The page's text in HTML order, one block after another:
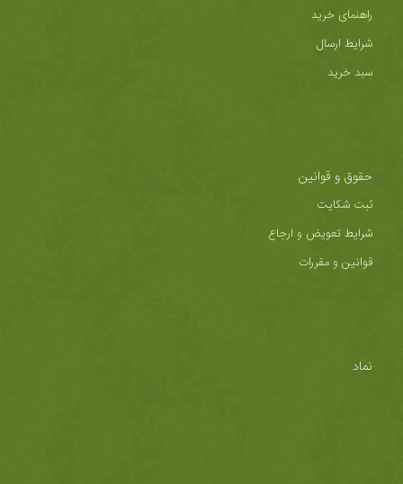
راهنمای خرید
شرایط ارسال
سبد خرید
حقوق و قوانین
ثبت شکایت
شرایط تعویض و ارجاع
قوانین و مقررات
نماد